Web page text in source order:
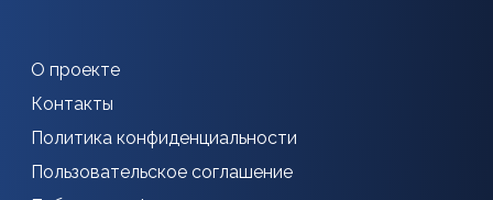
О проекте
Контакты
Политика конфиденциальности
Пользовательское соглашение